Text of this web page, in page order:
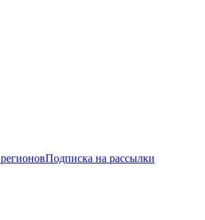
Подписка на рассылки